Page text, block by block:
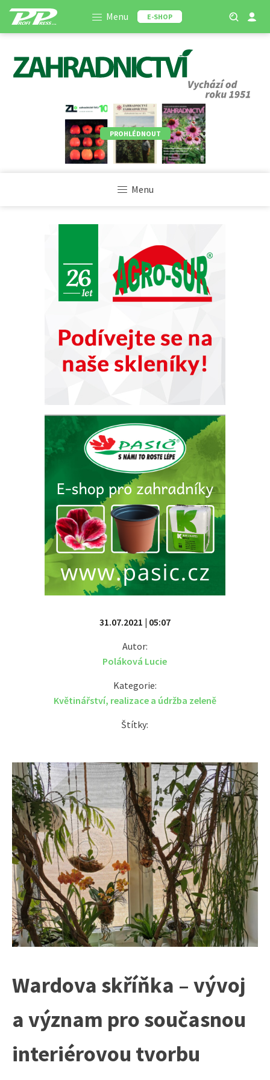
Menu E-SHOP
PROHLÉDNOUT
Menu
31.07.2021 | 05:07
Autor:
Poláková Lucie
Kategorie:
Květinářství, realizace a údržba zeleně
Štítky:
Wardova skříňka – vývoj
a význam pro současnou
interiérovou tvorbu